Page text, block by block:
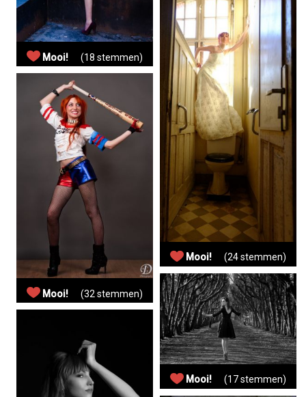
Mooi! (18 stemmen)
Mooi! (32 stemmen)
Mooi! (24 stemmen)
Mooi! (17 stemmen)